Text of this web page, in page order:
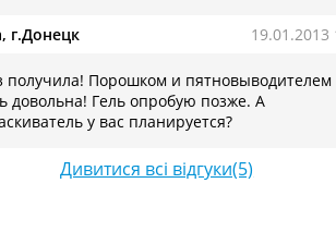
г.Донецк 19.01.2013
получила! Порошком и пятновыводителем
довольна! Гель опробую позже. А
у вас планируется?
Дивитися всі відгуки(5)